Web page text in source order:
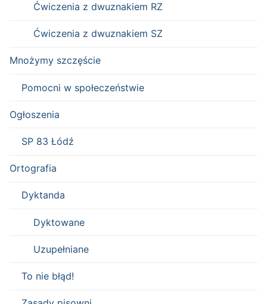
Ćwiczenia z dwuznakiem RZ
Ćwiczenia z dwuznakiem SZ
Mnożymy szczęście
Pomocni w społeczeństwie
Ogłoszenia
SP 83 Łódź
Ortografia
Dyktanda
Dyktowane
Uzupełniane
To nie błąd!